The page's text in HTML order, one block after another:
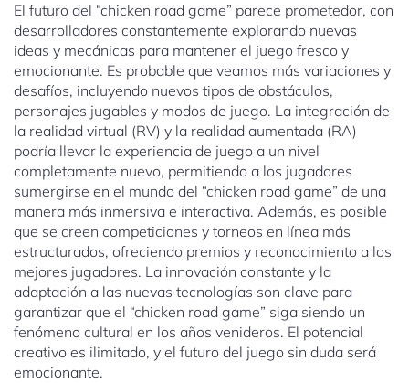
El futuro del “chicken road game” parece prometedor, con
desarrolladores constantemente explorando nuevas
ideas y mecánicas para mantener el juego fresco y
emocionante. Es probable que veamos más variaciones y
desafíos, incluyendo nuevos tipos de obstáculos,
personajes jugables y modos de juego. La integración de
la realidad virtual (RV) y la realidad aumentada (RA)
podría llevar la experiencia de juego a un nivel
completamente nuevo, permitiendo a los jugadores
sumergirse en el mundo del “chicken road game” de una
manera más inmersiva e interactiva. Además, es posible
que se creen competiciones y torneos en línea más
estructurados, ofreciendo premios y reconocimiento a los
mejores jugadores. La innovación constante y la
adaptación a las nuevas tecnologías son clave para
garantizar que el “chicken road game” siga siendo un
fenómeno cultural en los años venideros. El potencial
creativo es ilimitado, y el futuro del juego sin duda será
emocionante.